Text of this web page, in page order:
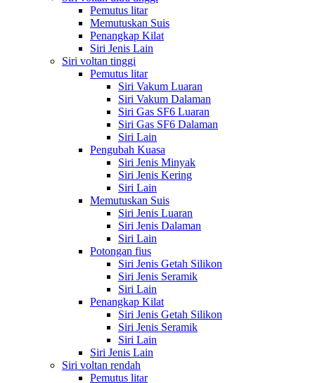
Pemutus litar
Memutuskan Suis
Penangkap Kilat
Siri Jenis Lain
Siri voltan tinggi
Pemutus litar
Siri Vakum Luaran
Siri Vakum Dalaman
Siri Gas SF6 Luaran
Siri Gas SF6 Dalaman
Siri Lain
Pengubah Kuasa
Siri Jenis Minyak
Siri Jenis Kering
Siri Lain
Memutuskan Suis
Siri Jenis Luaran
Siri Jenis Dalaman
Siri Lain
Potongan fius
Siri Jenis Getah Silikon
Siri Jenis Seramik
Siri Lain
Penangkap Kilat
Siri Jenis Getah Silikon
Siri Jenis Seramik
Siri Lain
Siri Jenis Lain
Siri voltan rendah
Pemutus litar